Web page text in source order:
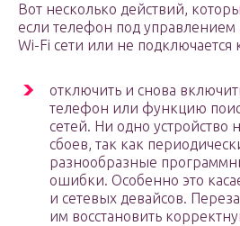
Вот несколько действий,
если телефон под
Wi-Fi сети или не подключается
отключить и снова
телефон или функцию
сетей. Ни одно устройство
сбоев, так как
разнообразные
ошибки. Особенно это
и сетевых девайсов.
им восстановить